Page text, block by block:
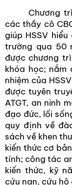
Chương
các thầy cô
giúp HSSV
trường qua 50
được chương
khóa học; nắm
nhiệm của
được tuyên
ATGT, an ninh
đạo đức, lối
quy định về
sách về khen
kiến thức cơ
tính; công tác
kiến thức, kỹ
cứu nạn, cứu